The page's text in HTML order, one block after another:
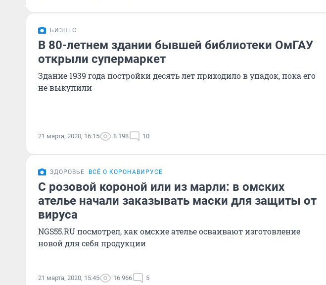
БИЗНЕС
В 80-летнем здании бывшей библиотеки ОмГАУ
открыли супермаркет
Здание 1939 года постройки десять лет приходило в упадок, пока его
не выкупили
21 марта, 2020, 16:15 8 198 10
ЗДОРОВЬЕ ВСЁ О КОРОНАВИРУСЕ
С розовой короной или из марли: в омских
ателье начали заказывать маски для защиты от
вируса
NGS55.RU посмотрел, как омские ателье осваивают изготовление
новой для себя продукции
21 марта, 2020, 15:45 16 966 5